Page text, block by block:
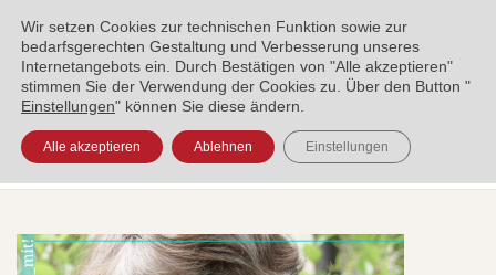
ENGLISH العربية УКРАЇНСЬКА
Wir setzen Cookies zur technischen Funktion sowie zur
bedarfsgerechten Gestaltung und Verbesserung unseres
Internetangebots ein. Durch Bestätigen von "Alle akzeptieren"
stimmen Sie der Verwendung der Cookies zu. Über den Button "
Einstellungen" können Sie diese ändern.
Alle akzeptieren Ablehnen Einstellungen